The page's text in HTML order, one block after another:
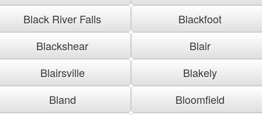
Black River Falls
Blackfoot
Blackshear
Blair
Blairsville
Blakely
Bland
Bloomfield